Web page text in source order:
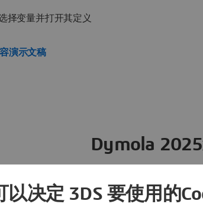
择变量并打开其定义
演示文稿
Dymola
以决定 3DS 要使用的